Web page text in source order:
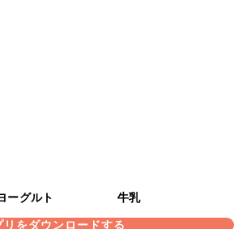
ーグルト
牛乳
リをダウンロードする